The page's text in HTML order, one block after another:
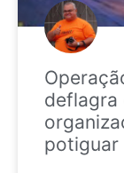
deflagra
potiguar